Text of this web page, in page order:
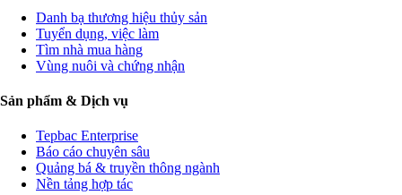
Danh bạ thương hiệu thủy sản
Tuyển dụng, việc làm
Tìm nhà mua hàng
Vùng nuôi và chứng nhận
Sản phẩm & Dịch vụ
Tepbac Enterprise
Báo cáo chuyên sâu
Quảng bá & truyền thông ngành
Nền tảng hợp tác